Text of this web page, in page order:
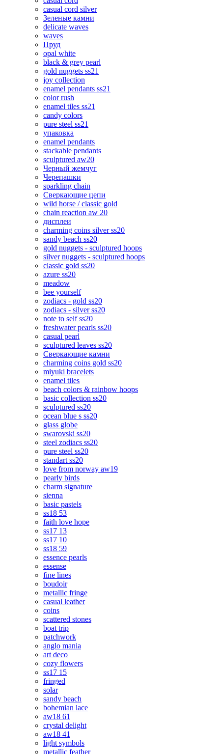
casual cord silver
Зеленые камни
delicate waves
waves
Пруд
opal white
black & grey pearl
gold nuggets ss21
joy collection
enamel pendants ss21
color rush
enamel tiles ss21
candy colors
pure steel ss21
упаковка
enamel pendants
stackable pendants
sculptured aw20
Черный жемчуг
Черепашки
sparkling chain
Сверкающие цепи
wild horse / classic gold
chain reaction aw 20
дисплеи
charming coins silver ss20
sandy beach ss20
gold nuggets - sculptured hoops
silver nuggets - sculptured hoops
classic gold ss20
azure ss20
meadow
bee yourself
zodiacs - gold ss20
zodiacs - silver ss20
note to self ss20
freshwater pearls ss20
casual pearl
sculptured leaves ss20
Сверкающие камни
charming coins gold ss20
miyuki bracelets
enamel tiles
beach colors & rainbow hoops
basic collection ss20
sculptured ss20
ocean blue s ss20
glass globe
swarovski ss20
steel zodiacs ss20
pure steel ss20
standart ss20
love from norway aw19
pearly birds
charm signature
sienna
basic pastels
ss18 53
faith love hope
ss17 13
ss17 10
ss18 59
essence pearls
essense
fine lines
boudoir
metallic fringe
casual leather
coins
scattered stones
boat trip
patchwork
anglo mania
art deco
cozy flowers
ss17 15
fringed
solar
sandy beach
bohemian lace
aw18 61
crystal delight
aw18 41
light symbols
metallic feather